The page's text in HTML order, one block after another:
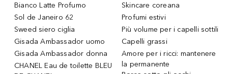
Bianco Latte Profumo
Sol de Janeiro 62
Sweed siero ciglia
Gisada Ambassador uomo
Gisada Ambassador donna
CHANEL Eau de toilette BLEU
Skincare coreana
Profumi estivi
Più volume per i capelli sottili
Capelli grassi
Amore per i ricci: mantenere
la permanente